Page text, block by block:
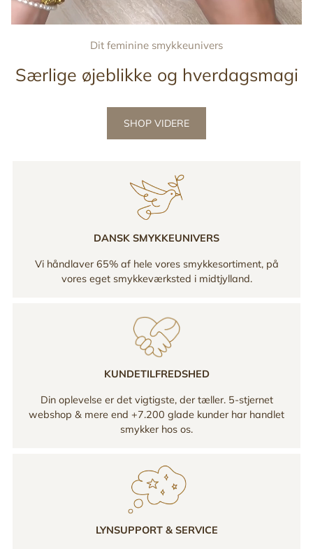
Dit feminine smykkeunivers
Særlige øjeblikke og hverdagsmagi
SHOP VIDERE
DANSK SMYKKEUNIVERS
Vi håndlaver 65% af hele vores smykkesortiment, på
vores eget smykkeværksted i midtjylland.
KUNDETILFREDSHED
Din oplevelse er det vigtigste, der tæller. 5-stjernet
webshop & mere end +7.200 glade kunder har handlet
smykker hos os.
LYNSUPPORT & SERVICE